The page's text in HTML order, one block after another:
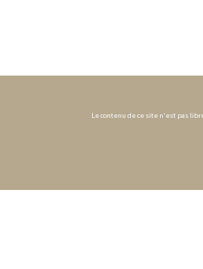
Le contenu de ce site n'est pas